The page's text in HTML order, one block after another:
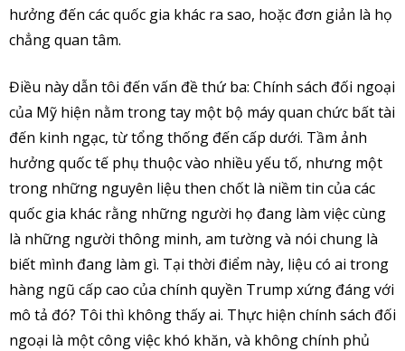
hưởng đến các quốc gia khác ra sao, hoặc đơn giản là họ
chẳng quan tâm.
Điều này dẫn tôi đến vấn đề thứ ba: Chính sách đối ngoại
của Mỹ hiện nằm trong tay một bộ máy quan chức bất tài
đến kinh ngạc, từ tổng thống đến cấp dưới. Tầm ảnh
hưởng quốc tế phụ thuộc vào nhiều yếu tố, nhưng một
trong những nguyên liệu then chốt là niềm tin của các
quốc gia khác rằng những người họ đang làm việc cùng
là những người thông minh, am tường và nói chung là
biết mình đang làm gì. Tại thời điểm này, liệu có ai trong
hàng ngũ cấp cao của chính quyền Trump xứng đáng với
mô tả đó? Tôi thì không thấy ai. Thực hiện chính sách đối
ngoại là một công việc khó khăn, và không chính phủ